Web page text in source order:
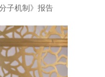
子机制》报告